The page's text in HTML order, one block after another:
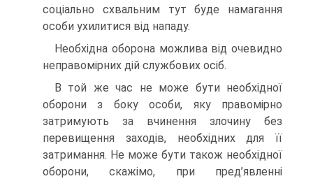
соціально схвальним тут буде намагання
особи ухилитися від нападу.
Необхідна оборона можлива від очевидно
неправомірних дій службових осіб.
В той же час не може бути необхідної
оборони з боку особи, яку правомірно
затримують за вчинення злочину без
перевищення заходів, необхідних для її
затримання. Не може бути також необхідної
оборони, скажімо, при пред’явленні